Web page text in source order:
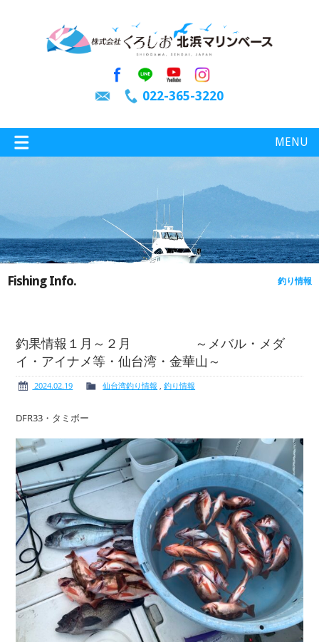
022-365-3220
MENU
特選情報
ボート免許
サービス案内 イベント情報
新艇・展示艇情報 中古艇情報
求人情報 会社概要
Fishing Info. 釣り情報
釣果情報１月～２月 ～メバル・メダ
イ・アイナメ等・仙台湾・金華山～
2024.02.19 仙台湾釣り情報 ,釣り情報
DFR33・タミボー